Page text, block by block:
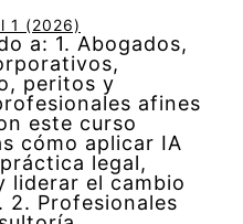
1 (2026)
a: 1. Abogados,
peritos y
afines
este curso
cómo aplicar IA
legal,
liderar el cambio
2. Profesionales